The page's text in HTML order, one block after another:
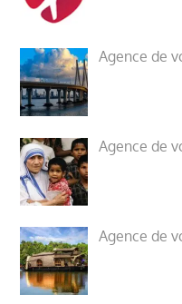
Agence de
Agence de
Agence de